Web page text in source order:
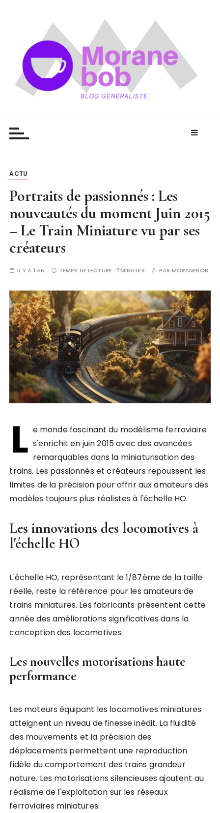
ACTU
Portraits de passionnés : Les
nouveautés du moment Juin 2015
– Le Train Miniature vu par ses
créateurs
IL Y A 1 AN TEMPS DE LECTURE : 7MINUTES PAR MORANEBOB
L e monde fascinant du modélisme ferroviaire
s'enrichit en juin 2015 avec des avancées
remarquables dans la miniaturisation des
trains. Les passionnés et créateurs repoussent les
limites de la précision pour offrir aux amateurs des
modèles toujours plus réalistes à l'échelle HO.
Les innovations des locomotives à
l'échelle HO
L'échelle HO, représentant le 1/87ème de la taille
réelle, reste la référence pour les amateurs de
trains miniatures. Les fabricants présentent cette
année des améliorations significatives dans la
conception des locomotives.
Les nouvelles motorisations haute
performance
Les moteurs équipant les locomotives miniatures
atteignent un niveau de finesse inédit. La fluidité
des mouvements et la précision des
déplacements permettent une reproduction
fidèle du comportement des trains grandeur
nature. Les motorisations silencieuses ajoutent au
réalisme de l'exploitation sur les réseaux
ferroviaires miniatures.